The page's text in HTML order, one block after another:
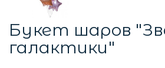
Букет шаров
галактики"